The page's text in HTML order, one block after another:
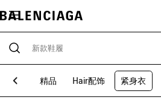
精品 Hair配饰 紧身衣